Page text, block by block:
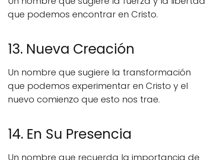
que podemos encontrar en Cristo.
13. Nueva Creación
Un nombre que sugiere la transformación
que podemos experimentar en Cristo y el
nuevo comienzo que esto nos trae.
14. En Su Presencia
Un nombre que recuerda la importancia de